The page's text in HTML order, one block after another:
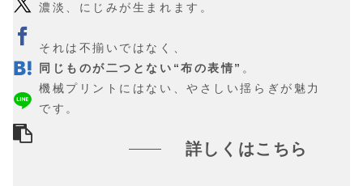
濃淡、にじみが生まれます。
それは不揃いではなく、
同じものが二つとない“布の表情” 。
機械プリントにはない、やさしい揺らぎが魅力
です。
詳しくはこちら